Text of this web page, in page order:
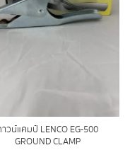
วน์แคมป์ LENCO EG-500
GROUND CLAMP